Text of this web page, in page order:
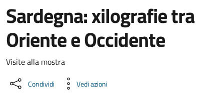
Sardegna: xilografie tra
Oriente e Occidente
Dettaglio dell'evento
Visite alla mostra
Condividi Vedi azioni